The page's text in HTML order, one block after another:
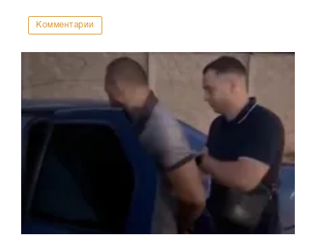
Комментарии